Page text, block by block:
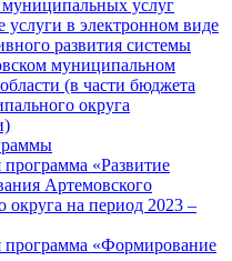
муниципальных услуг
в электронном виде
развития системы
муниципальном
(в части бюджета
округа
«Развитие
Артемовского
округа на период 2023 –
«Формирование